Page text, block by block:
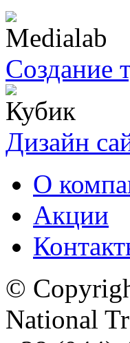
Создание
Дизайн
О
Акции
©
National